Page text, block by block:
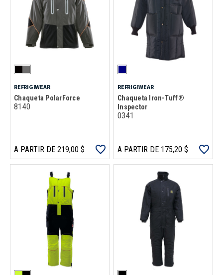
REFRIGIWEAR
Chaqueta PolarForce
8140
A PARTIR DE 219,00 $
REFRIGIWEAR
Chaqueta Iron-Tuff®
Inspector
0341
A PARTIR DE 175,20 $